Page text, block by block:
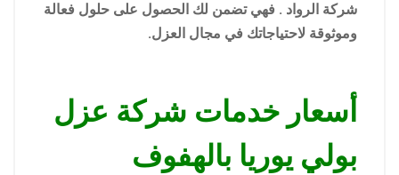
شركة الرواد . فهي تضمن لك الحصول على حلول فعالة
وموثوقة لاحتياجاتك في مجال العزل.
أسعار خدمات شركة عزل
بولي يوريا بالهفوف